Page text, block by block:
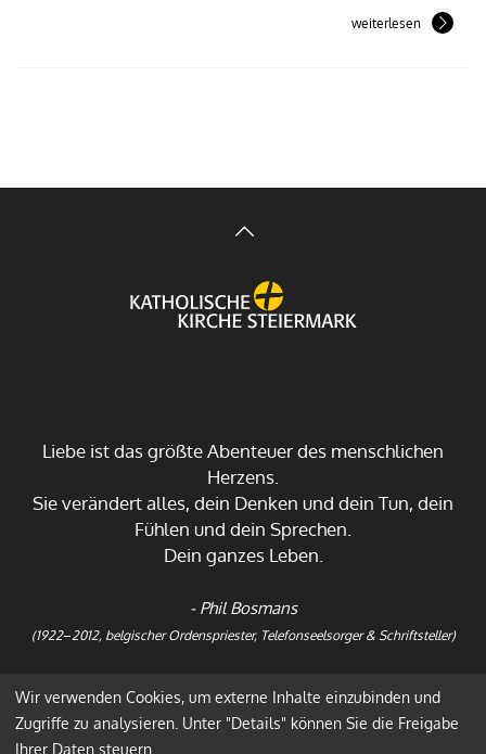
weiterlesen
Liebe ist das größte Abenteuer des menschlichen
Herzens.
Sie verändert alles, dein Denken und dein Tun, dein
Fühlen und dein Sprechen.
Dein ganzes Leben.
- Phil Bosmans
(1922–2012, belgischer Ordenspriester, Telefonseelsorger & Schriftsteller)
Impressum Datenschutz
Wir verwenden Cookies, um externe Inhalte einzubinden und
Zugriffe zu analysieren. Unter "Details" können Sie die Freigabe
Ihrer Daten steuern.